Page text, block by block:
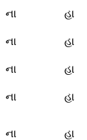
ના હા
ના હા
ના હા
ના હા
ના હા